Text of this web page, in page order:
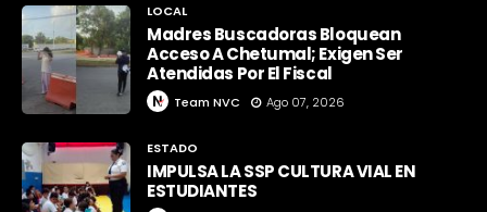
LOCAL
Madres Buscadoras Bloquean
Acceso A Chetumal; Exigen Ser
Atendidas Por El Fiscal
Team NVC Ago 07, 2026
ESTADO
IMPULSA LA SSP CULTURA VIAL EN
ESTUDIANTES